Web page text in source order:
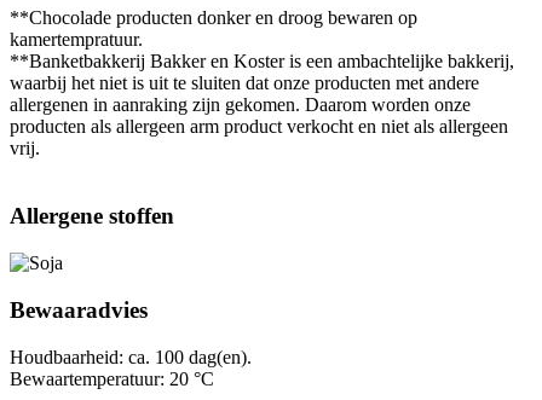
**Chocolade producten donker en droog bewaren op
kamertempratuur.
**Banketbakkerij Bakker en Koster is een ambachtelijke bakkerij,
waarbij het niet is uit te sluiten dat onze producten met andere
allergenen in aanraking zijn gekomen. Daarom worden onze
producten als allergeen arm product verkocht en niet als allergeen
vrij.
Allergene stoffen
Bewaaradvies
Houdbaarheid: ca. 100 dag(en).
Bewaartemperatuur: 20 °C